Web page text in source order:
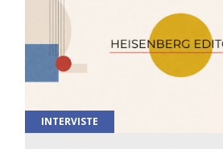
INTERVISTE